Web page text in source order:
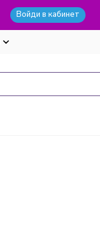
Войди в кабинет